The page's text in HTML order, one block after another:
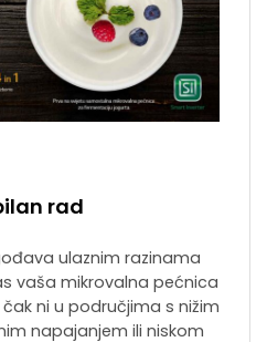
rad
ulaznim razinama
vaša mikrovalna pećnica
ni u područjima s nižim
napajanjem ili niskom